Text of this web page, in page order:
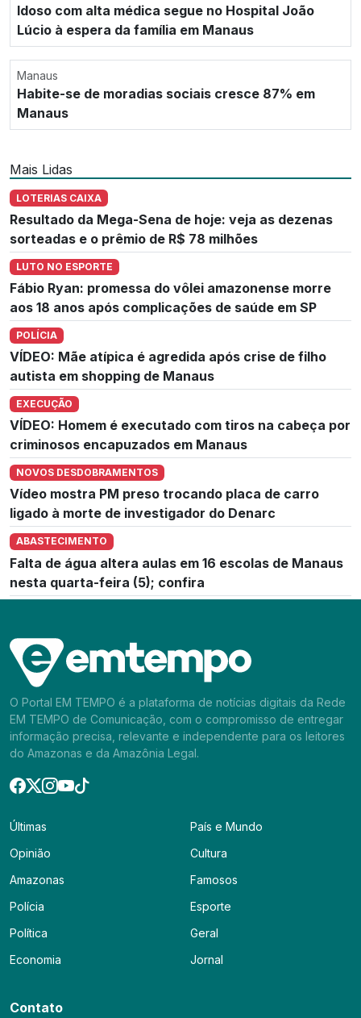
Idoso com alta médica segue no Hospital João
Lúcio à espera da família em Manaus
Manaus
Habite-se de moradias sociais cresce 87% em
Manaus
Mais Lidas
LOTERIAS CAIXA
Resultado da Mega-Sena de hoje: veja as dezenas
sorteadas e o prêmio de R$ 78 milhões
LUTO NO ESPORTE
Fábio Ryan: promessa do vôlei amazonense morre
aos 18 anos após complicações de saúde em SP
POLÍCIA
VÍDEO: Mãe atípica é agredida após crise de filho
autista em shopping de Manaus
EXECUÇÃO
VÍDEO: Homem é executado com tiros na cabeça por
criminosos encapuzados em Manaus
NOVOS DESDOBRAMENTOS
Vídeo mostra PM preso trocando placa de carro
ligado à morte de investigador do Denarc
ABASTECIMENTO
Falta de água altera aulas em 16 escolas de Manaus
nesta quarta-feira (5); confira
O Portal EM TEMPO é a plataforma de notícias digitais da Rede
EM TEMPO de Comunicação, com o compromisso de entregar
informação precisa, relevante e independente para os leitores
do Amazonas e da Amazônia Legal.
Últimas
Opinião
Amazonas
Polícia
Política
Economia
País e Mundo
Cultura
Famosos
Esporte
Geral
Jornal
Contato